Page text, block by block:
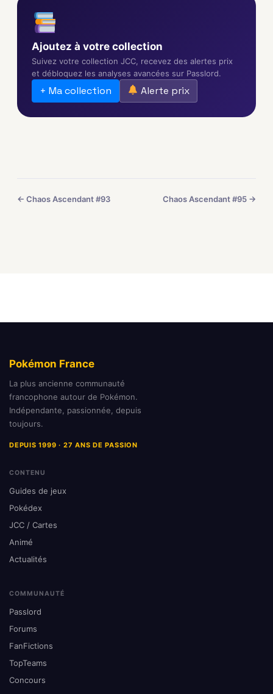
Ajoutez à votre collection
Suivez votre collection JCC, recevez des alertes prix
et débloquez les analyses avancées sur Passlord.
+ Ma collection Alerte prix
← Chaos Ascendant #93 Chaos Ascendant #95 →
Pokémon France
La plus ancienne communauté
francophone autour de Pokémon.
Indépendante, passionnée, depuis
toujours.
DEPUIS 1999 · 27 ANS DE PASSION
CONTENU
Guides de jeux
Pokédex
JCC / Cartes
Animé
Actualités
COMMUNAUTÉ
Passlord
Forums
FanFictions
TopTeams
Concours